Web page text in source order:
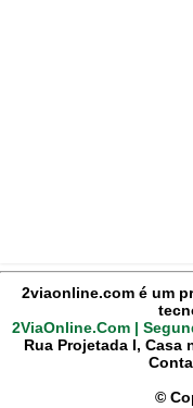
2viaonline.com é um
2ViaOnline.Com |
Rua Projetada I, Casa
©